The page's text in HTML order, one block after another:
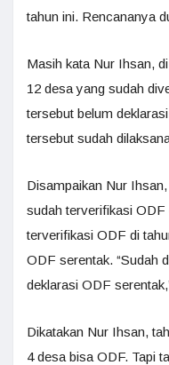
tahun ini. Rencananya
Masih kata Nur Ihsan,
12 desa yang sudah
tersebut belum
tersebut sudah
Disampaikan Nur
sudah terverifikasi ODF
terverifikasi ODF di
ODF serentak. “Sudah
deklarasi ODF
Dikatakan Nur Ihsan,
4 desa bisa ODF. Tapi